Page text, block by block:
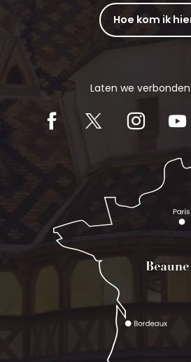
Hoe kom ik
Laten we